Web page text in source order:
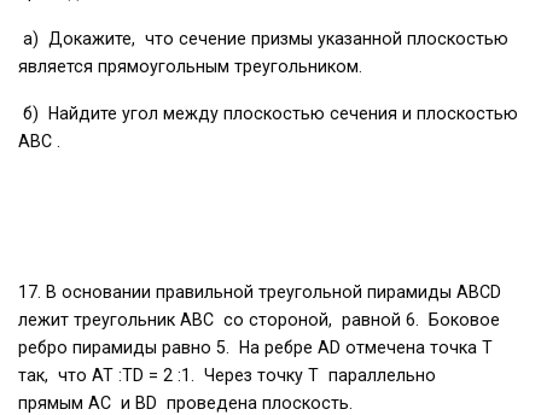
а) Докажите, что сечение призмы указанной плоскостью
является прямоугольным треугольником.
б) Найдите угол между плоскостью сечения и плоскостью
ABC .
17. В основании правильной треугольной пирамиды ABCD
лежит треугольник ABC со стороной, равной 6. Боковое
ребро пирамиды равно 5. На ребре AD отмечена точка T
так, что AT :TD = 2 :1. Через точку Т параллельно
прямым AC и BD проведена плоскость.